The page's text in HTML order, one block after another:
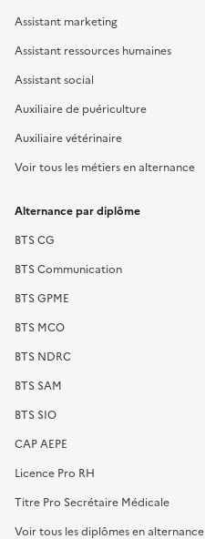
Assistant marketing
Assistant ressources humaines
Assistant social
Auxiliaire de puériculture
Auxiliaire vétérinaire
Voir tous les métiers en alternance
Alternance par diplôme
BTS CG
BTS Communication
BTS GPME
BTS MCO
BTS NDRC
BTS SAM
BTS SIO
CAP AEPE
Licence Pro RH
Titre Pro Secrétaire Médicale
Voir tous les diplômes en alternance